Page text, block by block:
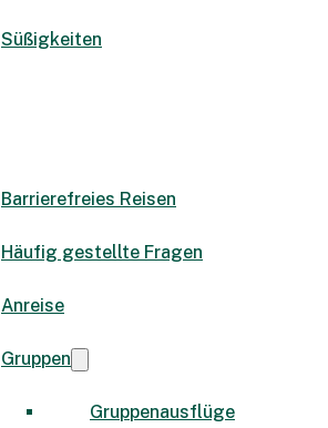
Süßigkeiten
Barrierefreies Reisen
Häufig gestellte Fragen
Anreise
Gruppen
Gruppenausflüge